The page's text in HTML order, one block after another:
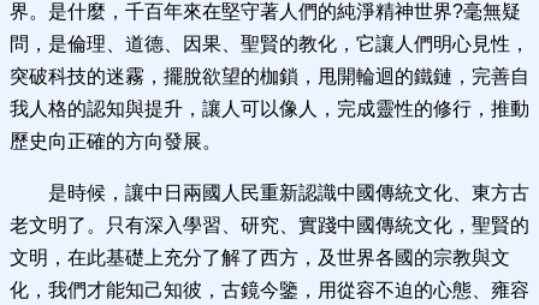
界。是什麼，千百年來在堅守著人們的純淨精神世界?毫無疑
問，是倫理、道德、因果、聖賢的教化，它讓人們明心見性，
突破科技的迷霧，擺脫欲望的枷鎖，甩開輪迴的鐵鏈，完善自
我人格的認知與提升，讓人可以像人，完成靈性的修行，推動
歷史向正確的方向發展。
是時候，讓中日兩國人民重新認識中國傳統文化、東方古
老文明了。只有深入學習、研究、實踐中國傳統文化，聖賢的
文明，在此基礎上充分了解了西方，及世界各國的宗教與文
化，我們才能知己知彼，古鏡今鑒，用從容不迫的心態、雍容